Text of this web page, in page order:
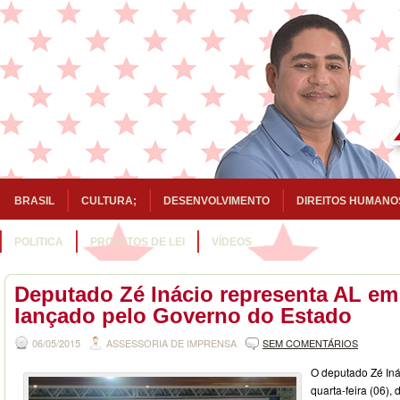
BRASIL CULTURA; DESENVOLVIMENTO DIREITOS
POLITICA PROJETOS DE LEI VÍDEOS
Deputado Zé Inácio representa AL
lançado pelo Governo do Estado
06/05/2015 ASSESSORIA DE IMPRENSA SEM COMENTÁRIOS
O deputado Zé
quarta-feira (06),